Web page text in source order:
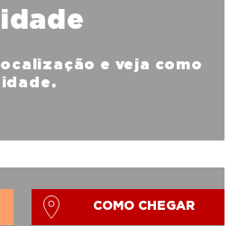
e veja como
COMO CHEGAR